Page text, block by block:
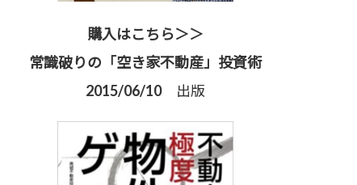
購入はこちら＞＞
常識破りの「空き家不動産」投資術
2015/06/10 出版